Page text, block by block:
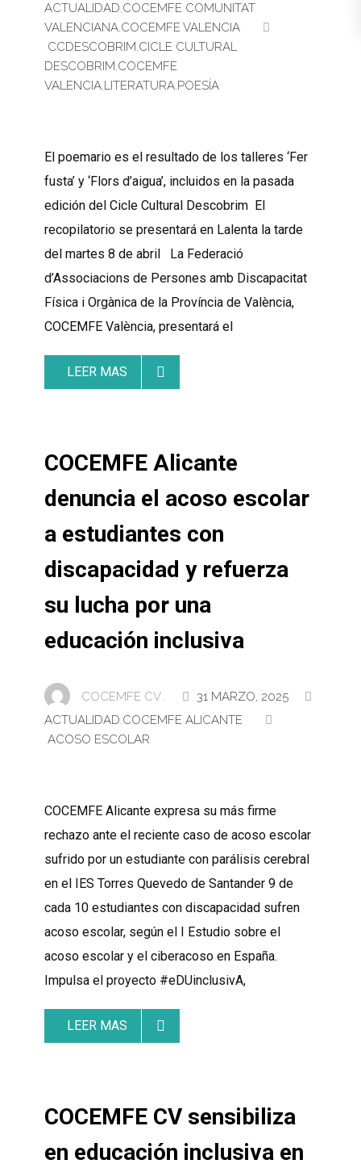
ACTUALIDAD,COCEMFE COMUNITAT
VALENCIANA,COCEMFE VALENCIA
CCDESCOBRIM,CICLE CULTURAL
DESCOBRIM,COCEMFE
VALENCIA,LITERATURA,POESÍA
El poemario es el resultado de los talleres ‘Fer
fusta’ y ‘Flors d’aigua’, incluidos en la pasada
edición del Cicle Cultural Descobrim El
recopilatorio se presentará en Lalenta la tarde
del martes 8 de abril La Federació
d’Associacions de Persones amb Discapacitat
Física i Orgànica de la Província de València,
COCEMFE València, presentará el
LEER MAS
COCEMFE Alicante
denuncia el acoso escolar
a estudiantes con
discapacidad y refuerza
su lucha por una
educación inclusiva
COCEMFE CV .
31 MARZO, 2025
ACTUALIDAD,COCEMFE ALICANTE
ACOSO ESCOLAR
COCEMFE Alicante expresa su más firme
rechazo ante el reciente caso de acoso escolar
sufrido por un estudiante con parálisis cerebral
en el IES Torres Quevedo de Santander 9 de
cada 10 estudiantes con discapacidad sufren
acoso escolar, según el I Estudio sobre el
acoso escolar y el ciberacoso en España.
Impulsa el proyecto #eDUinclusivA,
LEER MAS
COCEMFE CV sensibiliza
en educación inclusiva en